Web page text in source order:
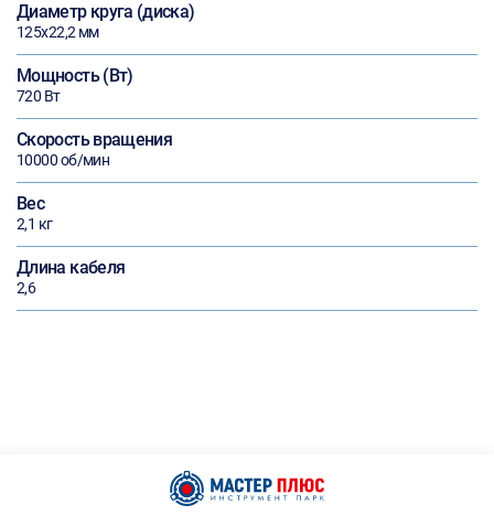
Диаметр круга (диска)
125х22,2 мм
Мощность (Вт)
720 Вт
Скорость вращения
10000 об/мин
Вес
2,1 кг
Длина кабеля
2,6